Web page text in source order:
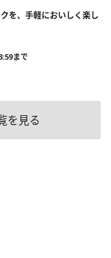
を、手軽においしく楽し
まで
を見る